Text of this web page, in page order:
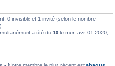
0 invisible et 1 invité (selon le nombre
a été de 18 le mer. avr. 01 2020,
• Notre membre le plus récent est abaqus